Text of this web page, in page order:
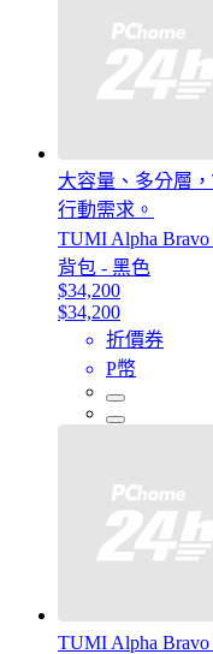
大容量、多分層
行動需求。
TUMI Alpha
背包 - 黑色
$34,200
$34,200
折價券
P幣
TUMI Alpha Bravo